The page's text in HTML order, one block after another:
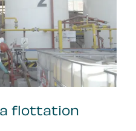
flottation